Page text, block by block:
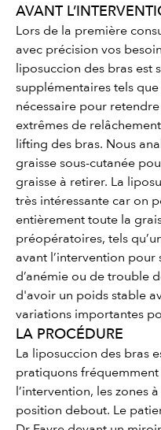
AVANT
Lors de la première
avec précision vos
liposuccion des bras est
supplémentaires tels
nécessaire pour
extrêmes de
lifting des bras. Nous
graisse sous-cutanée
graisse à retirer. La
très intéressante car on
entièrement toute la
préopératoires, tels
avant l’intervention pour
d’anémie ou de trouble
d'avoir un poids stable
variations importantes
LA PROCÉDURE
La liposuccion des bras
pratiquons
l’intervention, les zones
position debout. Le